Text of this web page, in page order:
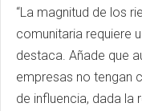
“La magnitud de los
comunitaria requiere
destaca. Añade que
empresas no tengan
de influencia, dada la